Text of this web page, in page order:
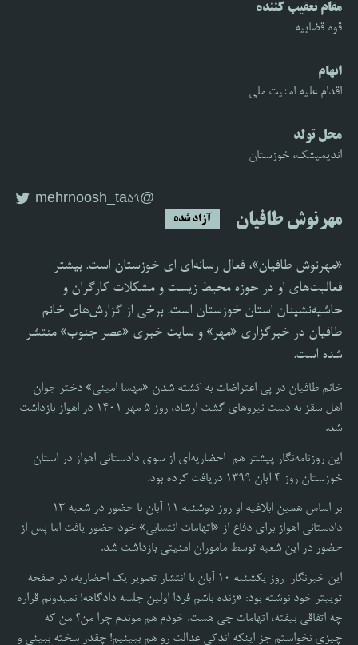
مقام تعقیب کننده
قوه قضاییه
اتهام
اقدام علیه امنیت ملی
محل تولد
اندیمیشک، خوزستان
@mehrnoosh_ta59
مهرنوش طافیان آزاد شده
«مهرنوش طافیان»، فعال رسانه‌ای ای خوزستان است. بیشتر
فعالیت‌های او در حوزه محیط زیست و مشکلات کارگران و
حاشیه‌نشینان استان خوزستان است. برخی از گزارش‌های خانم
طافیان در خبرگزاری «مهر» و سایت خبری «عصر جنوب» منتشر
شده است.
خانم طافیان در پی اعتراضات به کشته شدن «مهسا امینی» دختر جوان
اهل سقز به دست نیروهای گشت ارشاد، روز ۵ مهر ۱۴۰۱ در اهواز بازداشت
شد.
این روزنامه‌نگار پیشتر هم احضاریه‌‌ای از سوی دادستانی اهواز در استان
خوزستان روز ۴ آبان ۱۳۹۹ دریافت کرده بود.
بر اساس همین ابلاغیه او روز دوشنبه ۱۱ آبان با حضور در شعبه ۱۳
دادستانی اهواز برای دفاع از «اتهامات انتسابی» خود حضور یافت اما پس از
حضور در این شعبه توسط ماموران امنیتی بازداشت شد.
این خبرنگار روز یکشنبه ۱۰ آبان با انتشار تصویر یک احضاریه، در صفحه
توییتر خود نوشته بود: «زنده باشم فردا اولین جلسه دادگاهه! نمیدونم قراره
چه اتفاقی بیفته، اتهامات چی هست. خودم هم موندم چرا من؟ من که
چیزی نخواستم جز اینکه اندکی عدالت رو هم ببینیم! چقدر سخته ببینی و